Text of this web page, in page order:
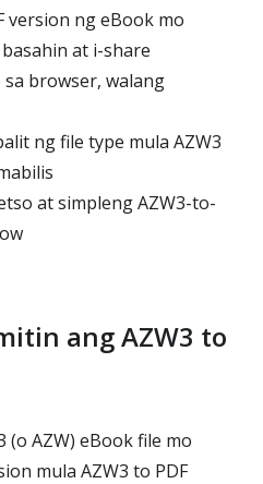
version ng eBook mo
at i-share
browser, walang
ng file type mula AZW3
at simpleng AZW3-to-
ang AZW3 to
(o AZW) eBook file mo
mula AZW3 to PDF